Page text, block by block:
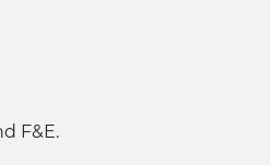
F&E.